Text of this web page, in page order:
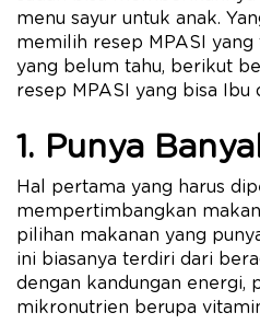
menu sayur untuk anak.
memilih resep MPASI
yang belum tahu, berikut
resep MPASI yang bisa Ibu
1. Punya
Hal pertama yang harus
mempertimbangkan
pilihan makanan yang
ini biasanya terdiri dari
dengan kandungan energi,
mikronutrien berupa